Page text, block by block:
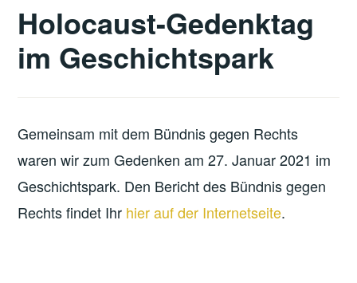
Holocaust-Gedenktag
im Geschichtspark
Gemeinsam mit dem Bündnis gegen Rechts
waren wir zum Gedenken am 27. Januar 2021 im
Geschichtspark. Den Bericht des Bündnis gegen
Rechts findet Ihr hier auf der Internetseite.